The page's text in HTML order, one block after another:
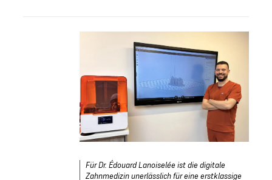
Für Dr. Édouard Lanoiselée ist die digitale
Zahnmedizin unerlässlich für eine erstklassige